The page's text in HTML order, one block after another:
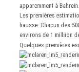
apparemment à Bahrein.
Les premières
hausse. Chacun des
environs de 1 milliion
Quelques premières